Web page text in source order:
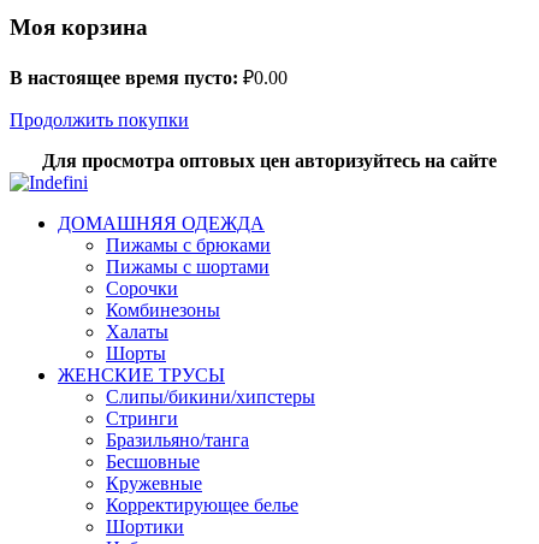
Моя корзина
В настоящее время пусто: ₽0.00
Продолжить покупки
Для просмотра оптовых цен авторизуйтесь на сайте
ДОМАШНЯЯ ОДЕЖДА
Пижамы с брюками
Пижамы с шортами
Сорочки
Комбинезоны
Халаты
Шорты
ЖЕНСКИЕ ТРУСЫ
Слипы/бикини/хипстеры
Стринги
Бразильяно/танга
Бесшовные
Кружевные
Корректирующее белье
Шортики